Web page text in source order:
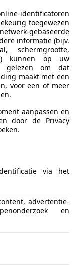
identificatoren
toegewezen
gebaseerde
informatie (bijv.
schermgrootte,
kunnen op uw
gelezen om dat
maakt met een
voor een of meer
aanpassen en
door de Privacy
via het
advertentie-
en